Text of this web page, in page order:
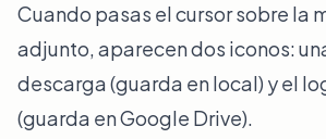
Cuando pasas el cursor sobre la
adjunto, aparecen dos iconos:
descarga (guarda en local) y el
(guarda en Google Drive).